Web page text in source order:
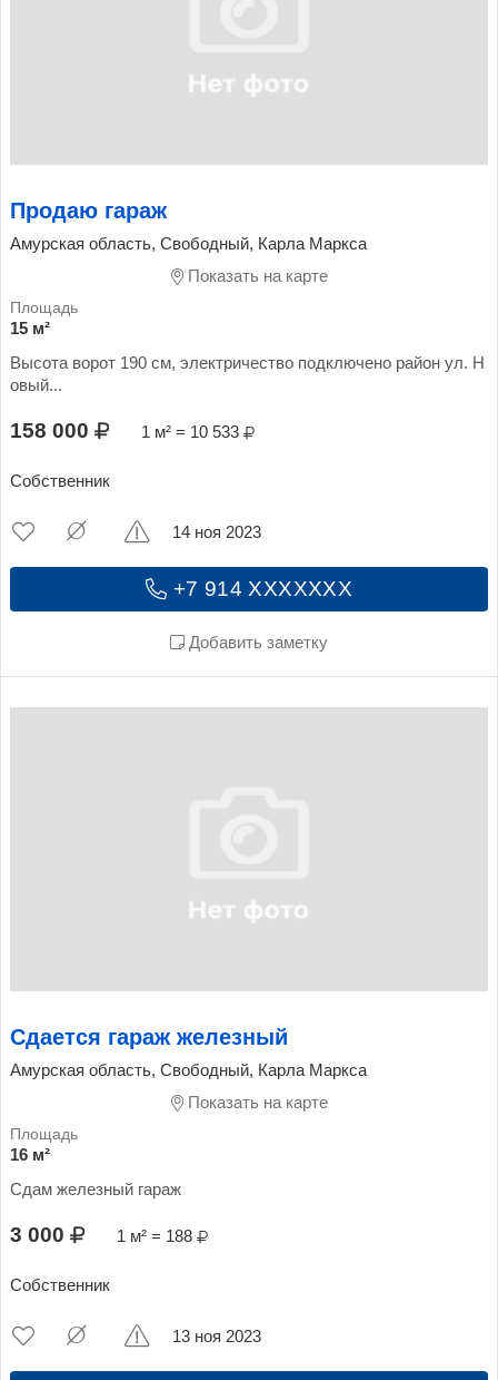
Продаю гараж
Амурская область, Свободный, Карла Маркса
Показать на карте
15 м²
Высота ворот 190 см, электричество подключено район ул. Н
овый...
158 000 1 м² = 10 533
Собственник
+7 914 XXXXXXX
Добавить заметку
14 ноя 2023
Сдается гараж железный
Амурская область, Свободный, Карла Маркса
Показать на карте
16 м²
Сдам железный гараж
3 000 1 м² = 188
Собственник
13 ноя 2023